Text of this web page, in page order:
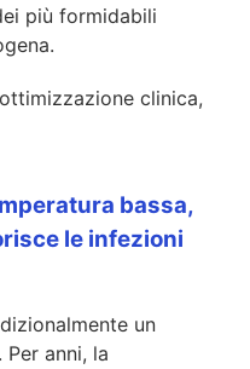
più formidabili
clinica,
bassa,
le infezioni
un
anni, la